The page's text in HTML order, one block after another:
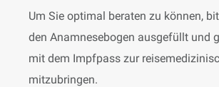
Um Sie optimal beraten zu können,
den Anamnesebogen ausgefüllt und
mit dem Impfpass zur
mitzubringen.